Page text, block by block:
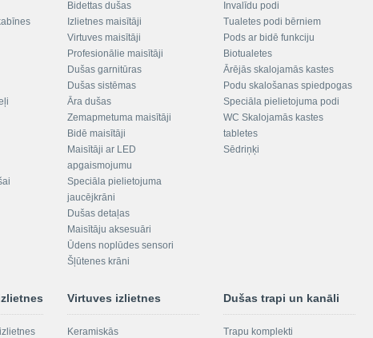
Bidettas dušas
Izlietnes maisītāji
Virtuves maisītāji
Profesionālie maisītāji
Dušas garnitūras
Dušas sistēmas
Āra dušas
Zemapmetuma maisītāji
Bidē maisītāji
Maisītāji ar LED
apgaismojumu
Speciāla pielietojuma
jaucējkrāni
Dušas detaļas
Maisītāju aksesuāri
Ūdens noplūdes sensori
Šļūtenes krāni
Invalīdu podi
Tualetes podi bērniem
Pods ar bidē funkciju
Biotualetes
Ārējās skalojamās kastes
Podu skalošanas spiedpogas
Speciāla pielietojuma podi
WC Skalojamās kastes
tabletes
Sēdriņķi
Virtuves izlietnes
Keramiskās
Dušas trapi un kanāli
Trapu komplekti